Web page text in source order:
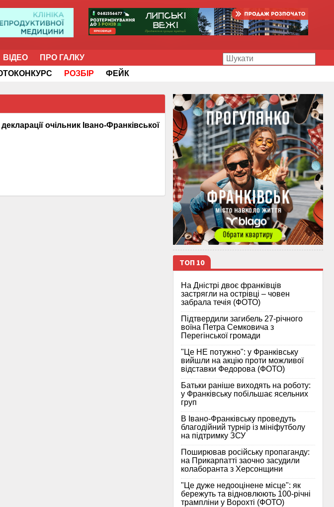
ВІДЕО
ПРО ГАЛКУ
РОЗБІР ФЕЙК
очільник Івано-Франківської
ТОП 10
На Дністрі двоє франківців
застрягли на острівці – човен
забрала течія (ФОТО)
Підтвердили загибель 27-річного
воїна Петра Семковича з
Перегінської громади
"Це НЕ потужно": у Франківську
вийшли на акцію проти можливої
відставки Федорова (ФОТО)
Батьки раніше виходять на роботу:
у Франківську побільшає ясельних
груп
В Івано-Франківську проведуть
благодійний турнір із мініфутболу
на підтримку ЗСУ
Поширював російську пропаганду:
на Прикарпатті заочно засудили
колаборанта з Херсонщини
"Це дуже недооцінене місце": як
бережуть та відновлюють 100-річні
трампліни у Ворохті (ФОТО)